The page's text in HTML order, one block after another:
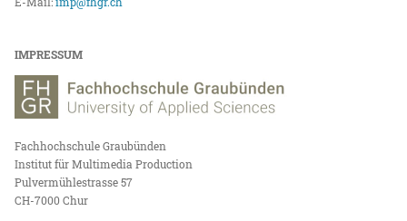
IMPRESSUM
Fachhochschule Graubünden
Institut für Multimedia Production
Pulvermühlestrasse 57
CH-7000 Chur